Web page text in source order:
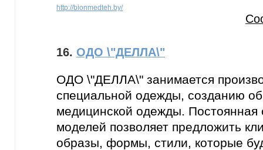
http://bionmedteh.by/
16. ОДО \"ДЕЛЛА\"
ОДО \"ДЕЛЛА\" занимается
специальной одежды, созданию
медицинской одежды. Постоянная
моделей позволяет предложить
образы, формы, стили, которые